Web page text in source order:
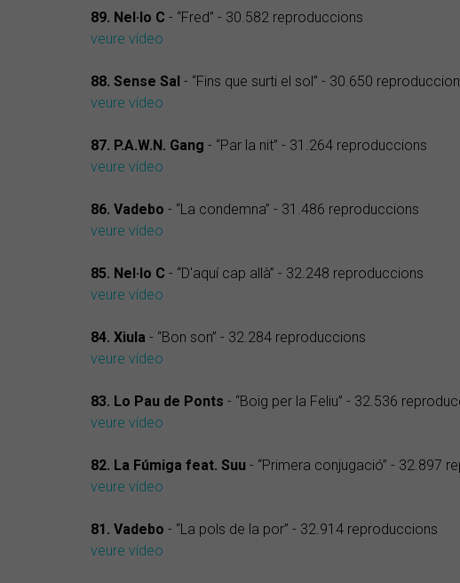
89. Nel·lo C - “Fred” - 30.582 reproduccions
veure vídeo
88. Sense Sal - “Fins que surti el sol” - 30.650
veure vídeo
87. P.A.W.N. Gang - “Par la nit” - 31.264 reproduccions
veure vídeo
86. Vadebo - “La condemna” - 31.486 reproduccions
veure vídeo
85. Nel·lo C - “D'aquí cap allà” - 32.248 reproduccions
veure vídeo
84. Xiula - “Bon son” - 32.284 reproduccions
veure vídeo
83. Lo Pau de Ponts - “Boig per la Feliu” - 32.536
veure vídeo
82. La Fúmiga feat. Suu - “Primera conjugació” - 32.897
veure vídeo
81. Vadebo - “La pols de la por” - 32.914 reproduccions
veure vídeo